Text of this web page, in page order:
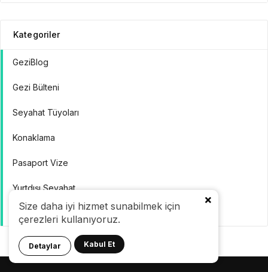
Size daha iyi hizmet sunabilmek için
çerezleri kullanıyoruz.
Detaylar Kabul Et
Kategoriler
GeziBlog
Gezi Bülteni
Seyahat Tüyoları
Konaklama
Pasaport Vize
Yurtdışı Seyahat
Yurtiçi Seyahat